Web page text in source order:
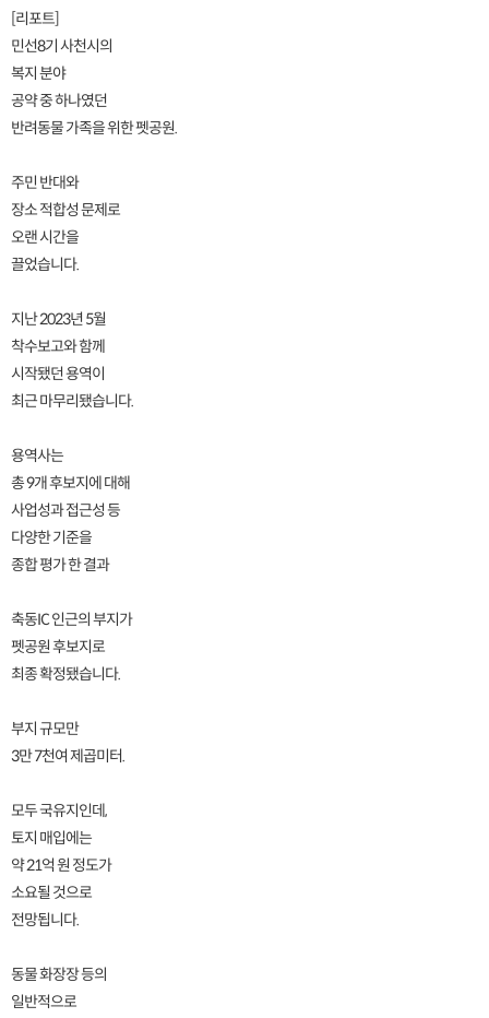
[리포트]
민선8기 사천시의
복지 분야
공약 중 하나였던
반려동물 가족을 위한 펫공원.
주민 반대와
장소 적합성 문제로
오랜 시간을
끌었습니다.
지난 2023년 5월
착수보고와 함께
시작됐던 용역이
최근 마무리됐습니다.
용역사는
총 9개 후보지에 대해
사업성과 접근성 등
다양한 기준을
종합 평가 한 결과
축동IC 인근의 부지가
펫공원 후보지로
최종 확정됐습니다.
부지 규모만
3만 7천여 제곱미터.
모두 국유지인데,
토지 매입에는
약 21억 원 정도가
소요될 것으로
전망됩니다.
동물 화장장 등의
일반적으로